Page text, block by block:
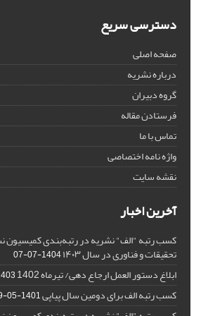
دسترسی سریع
صفحه اصلی
درباره نشریه
گروه دبیران
فرستادن مقاله
تماس با ما
واژه نامه اختصاصی
نقشه سایت
آخرین اخبار
کسب رتبه "الف" نشریه در رتبه‌بندی کمیسیون
تحقیقات و فناوری در سال ۱۴۰۳ 1404-07-07
ابلاغ دستور العمل ارجاع دهی/ تیرماه 1402 11-11
کسب رتبه الف برای دومین سال پیاپی1401-05-19